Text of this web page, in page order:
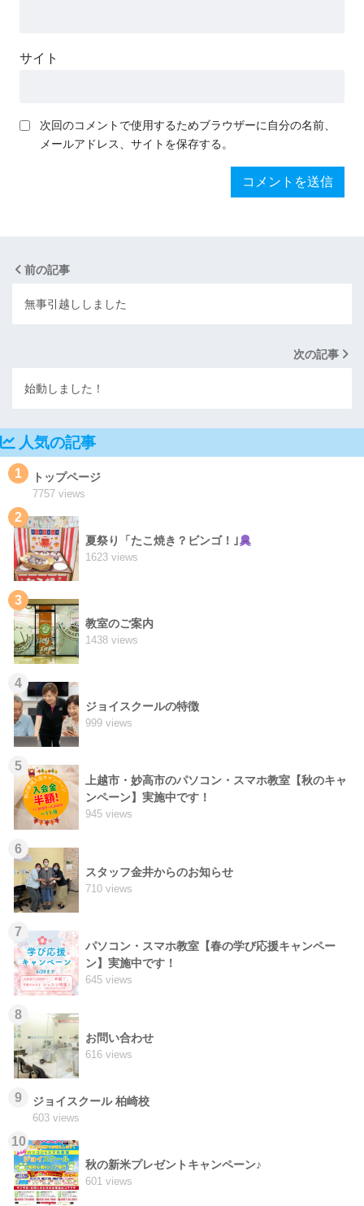
サイト
次回のコメントで使用するためブラウザーに自分の名前、
メールアドレス、サイトを保存する。
前の記事
無事引越ししました
次の記事
始動しました！
人気の記事
1 トップページ
7757 views
2
夏祭り「たこ焼き？ビンゴ！｣
1623 views
3
教室のご案内
1438 views
4
ジョイスクールの特徴
999 views
5
上越市・妙高市のパソコン・スマホ教室【秋のキャ
ンペーン】実施中です！
945 views
6
スタッフ金井からのお知らせ
710 views
7
パソコン・スマホ教室【春の学び応援キャンペー
ン】実施中です！
645 views
8
お問い合わせ
616 views
9 ジョイスクール 柏崎校
603 views
10
秋の新米プレゼントキャンペーン♪
601 views